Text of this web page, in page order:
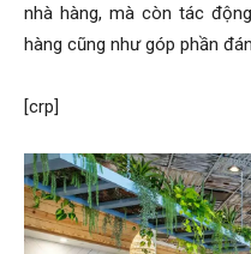
nhà hàng, mà còn tác
hàng cũng như góp phần
[crp]